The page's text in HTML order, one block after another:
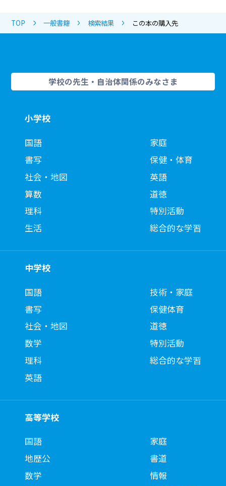
TOP 一般書籍 検索結果 この本の購入先
学校の先生・自治体関係のみなさま
小学校
国語
書写
社会・地図
算数
理科
生活
家庭
保健・体育
英語
道徳
特別活動
総合的な学習
中学校
国語
書写
社会・地図
数学
理科
英語
技術・家庭
保健体育
道徳
特別活動
総合的な学習
高等学校
国語
地歴公
数学
家庭
書道
情報